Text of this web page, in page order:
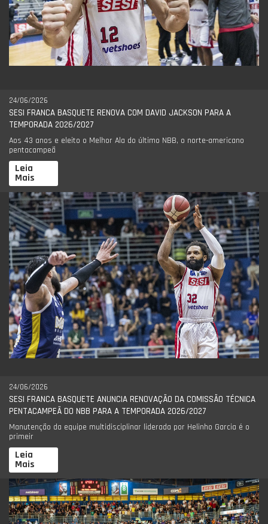
24/06/2026
SESI FRANCA BASQUETE RENOVA COM DAVID JACKSON PARA A
TEMPORADA 2026/2027
Aos 43 anos e eleito o Melhor Ala do último NBB, o norte-americano
pentacampeã
Leia
Mais
24/06/2026
SESI FRANCA BASQUETE ANUNCIA RENOVAÇÃO DA COMISSÃO TÉCNICA
PENTACAMPEÃ DO NBB PARA A TEMPORADA 2026/2027
Manutenção da equipe multidisciplinar liderada por Helinho Garcia é o
primeir
Leia
Mais